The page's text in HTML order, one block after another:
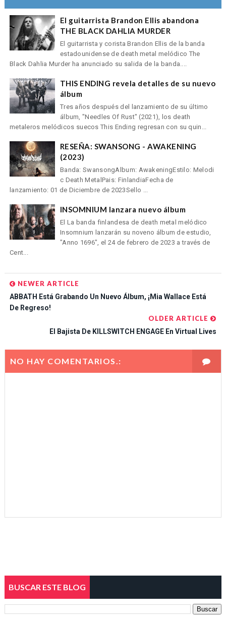
El guitarrista Brandon Ellis abandona
THE BLACK DAHLIA MURDER
El guitarrista y corista Brandon Ellis de la banda
estadounidense de death metal melódico The
Black Dahlia Murder ha anunciado su salida de la banda....
THIS ENDING revela detalles de su nuevo
álbum
Tres años después del lanzamiento de su último
álbum, "Needles Of Rust" (2021), los death
metaleros melódicos suecos This Ending regresan con su quin...
RESEÑA: SWANSONG - AWAKENING
(2023)
Banda: SwansongAlbum: AwakeningEstilo: Melodi
c Death MetalPais: FinlandiaFecha de
lanzamiento: 01 de Diciembre de 2023Sello ...
INSOMNIUM lanzara nuevo álbum
El La banda finlandesa de death metal melódico
Insomnium lanzarán su noveno álbum de estudio,
"Anno 1696", el 24 de febrero de 2023 a través de
Cent...
NEWER ARTICLE
ABBATH Está Grabando Un Nuevo Álbum, ¡Mia Wallace Está
De Regreso!
OLDER ARTICLE
El Bajista De KILLSWITCH ENGAGE En Virtual Lives
NO HAY COMENTARIOS.:
BUSCAR ESTE BLOG